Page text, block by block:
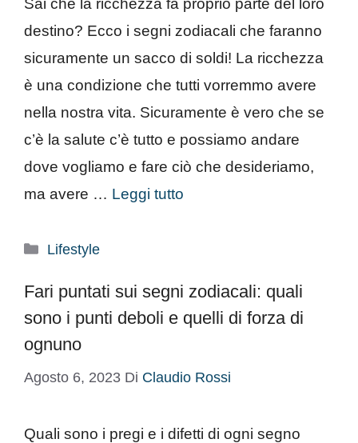
Sai che la ricchezza fa proprio parte del loro
destino? Ecco i segni zodiacali che faranno
sicuramente un sacco di soldi! La ricchezza
è una condizione che tutti vorremmo avere
nella nostra vita. Sicuramente è vero che se
c’è la salute c’è tutto e possiamo andare
dove vogliamo e fare ciò che desideriamo,
ma avere … Leggi tutto
Categorie
Lifestyle
Fari puntati sui segni zodiacali: quali
sono i punti deboli e quelli di forza di
ognuno
Agosto 6, 2023 Di Claudio Rossi
Quali sono i pregi e i difetti di ogni segno